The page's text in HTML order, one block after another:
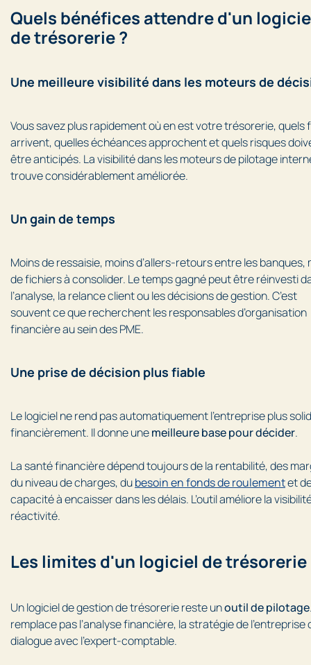
Quels bénéfices attendre d'un
de trésorerie ?
Une meilleure visibilité dans les moteurs de
Vous savez plus rapidement où en est votre trésorerie, quels
arrivent, quelles échéances approchent et quels risques
être anticipés. La visibilité dans les moteurs de pilotage
trouve considérablement améliorée.
Un gain de temps
Moins de ressaisie, moins d’allers-retours entre les banques,
de fichiers à consolider. Le temps gagné peut être réinvesti
l’analyse, la relance client ou les décisions de gestion. C’est
souvent ce que recherchent les responsables d’organisation
financière au sein des PME.
Une prise de décision plus fiable
Le logiciel ne rend pas automatiquement l’entreprise plus
financièrement. Il donne unemeilleure base pour décider.
La santé financière dépend toujours de la rentabilité, des
du niveau de charges, dubesoin en fonds de roulementet
capacité à encaisser dans les délais. L’outil améliore la
réactivité.
Les limites d'un logiciel de trésorerie
Un logiciel de gestion de trésorerie reste unoutil de pilotage
remplace pas l’analyse financière, la stratégie de l’entreprise
dialogue avec l’expert-comptable.